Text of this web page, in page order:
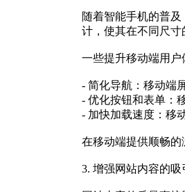
随着智能手机的普
计，使其在不同尺寸
一些提升移动端用户
- 简化导航：移动端
- 优化按钮和表单：
- 加快加载速度：移
在移动端提供顺畅的
3. 增强网站内容的吸